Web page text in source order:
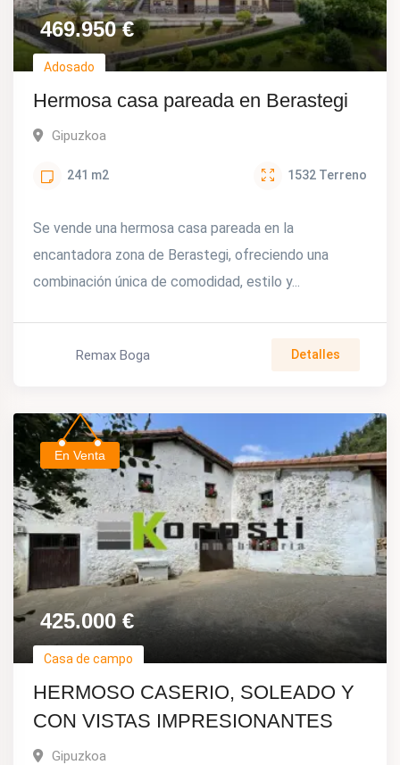
469.950€
Adosado
Hermosa casa pareada en Berastegi
Gipuzkoa
241 m2 1532 Terreno
Se vende una hermosa casa pareada en la
encantadora zona de Berastegi, ofreciendo una
combinación única de comodidad, estilo y...
Remax Boga Detalles
En Venta
425.000€
Casa de campo
HERMOSO CASERIO, SOLEADO Y
CON VISTAS IMPRESIONANTES
Gipuzkoa